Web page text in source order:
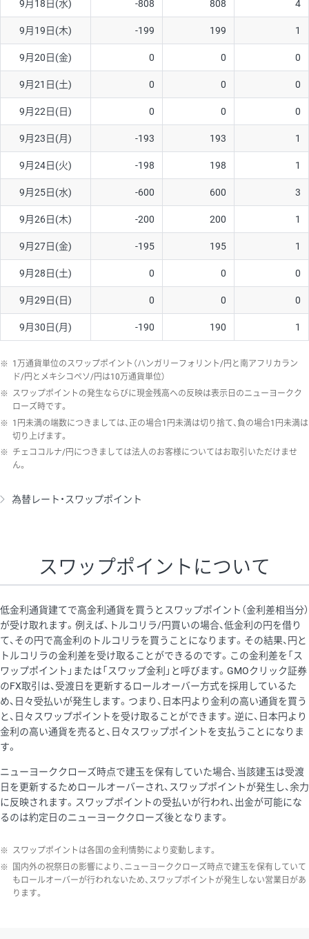
ソ/円は10万通貨単位。
9月18日(水) -808 808 4
9月19日(木) -199 199 1
9月20日(金) 0 0 0
9月21日(土) 0 0 0
9月22日(日) 0 0 0
9月23日(月) -193 193 1
9月24日(火) -198 198 1
9月25日(水) -600 600 3
9月26日(木) -200 200 1
9月27日(金) -195 195 1
9月28日(土) 0 0 0
9月29日(日) 0 0 0
9月30日(月) -190 190 1
※ 1万通貨単位のスワップポイント（ハンガリーフォリント/円と南アフリカラン
ド/円とメキシコペソ/円は10万通貨単位）
※ スワップポイントの発生ならびに現金残高への反映は表示日のニューヨークク
ローズ時です。
※ 1円未満の端数につきましては、正の場合1円未満は切り捨て、負の場合1円未満は
切り上げます。
※ チェココルナ/円につきましては法人のお客様についてはお取引いただけませ
ん。
為替レート・スワップポイント
スワップポイントについて
低金利通貨建てで高金利通貨を買うとスワップポイント（金利差相当分）
が受け取れます。例えば、トルコリラ/円買いの場合、低金利の円を借り
て、その円で高金利のトルコリラを買うことになります。その結果、円と
トルコリラの金利差を受け取ることができるのです。この金利差を「ス
ワップポイント」または「スワップ金利」と呼びます。GMOクリック証券
のFX取引は、受渡日を更新するロールオーバー方式を採用しているた
め、日々受払いが発生します。つまり、日本円より金利の高い通貨を買う
と、日々スワップポイントを受け取ることができます。逆に、日本円より
金利の高い通貨を売ると、日々スワップポイントを支払うことになりま
す。
ニューヨーククローズ時点で建玉を保有していた場合、当該建玉は受渡
日を更新するためロールオーバーされ、スワップポイントが発生し、余力
に反映されます。スワップポイントの受払いが行われ、出金が可能にな
るのは約定日のニューヨーククローズ後となります。
※ スワップポイントは各国の金利情勢により変動します。
※
国内外の祝祭日の影響により、ニューヨーククローズ時点で建玉を保有していて
もロールオーバーが行われないため、スワップポイントが発生しない営業日があ
ります。